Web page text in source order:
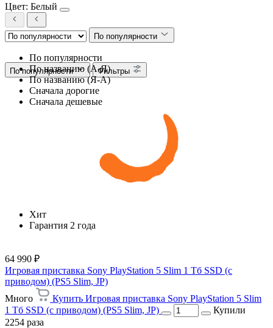
Цвет: Белый
По популярности
По популярности
По названию (А-Я)
По названию (Я-А)
Сначала дорогие
Сначала дешевые
По популярности Фильтры
Хит
Гарантия 2 года
64 990 ₽
Игровая приставка Sony PlayStation 5 Slim 1 Тб SSD (c
приводом) (PS5 Slim, JP)
Много
Купить Игровая приставка Sony PlayStation 5 Slim
1 Тб SSD (c приводом) (PS5 Slim, JP)
Купили
2254 раза